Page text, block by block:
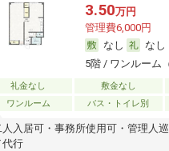
3.50万円
管理費6,000円
なし
なし
5階 / ワンルーム
礼金なし 敷金なし
ワンルーム
バス・トイレ別
人入居可・事務所使用可・管理人
代行